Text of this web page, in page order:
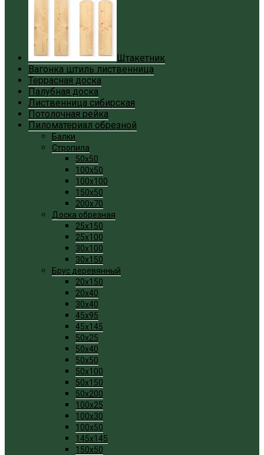
Штакетник
Вагонка штиль лиственница
Террасная доска
Палубная доска
Лиственница сибирская
Потолочная рейка
Пиломатериал обрезной
Балки
Стропила
50x50
100x50
100x100
150x50
200x70
Доска обрезная
25x150
25x100
30x100
30x150
Брус деревянный
20x150
20x40
30x40
45x95
45x145
50x25
50x40
50x50
50x100
50x150
50x200
100x25
100x30
100x50
145x145
150x50